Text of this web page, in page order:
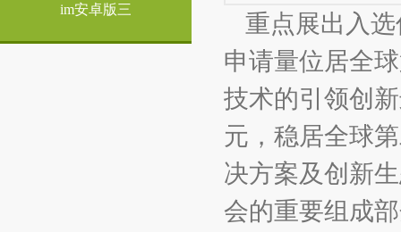
im安卓版三
重点展出入
申请量位居全
技术的引领创
元，稳居全球
决方案及创新
会的重要组成